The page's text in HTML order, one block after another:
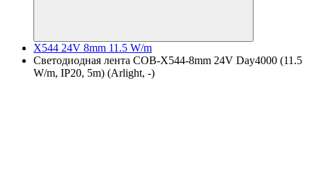
X544 24V 8mm 11.5 W/m
Светодиодная лента COB-X544-8mm 24V Day4000 (11.5
W/m, IP20, 5m) (Arlight, -)